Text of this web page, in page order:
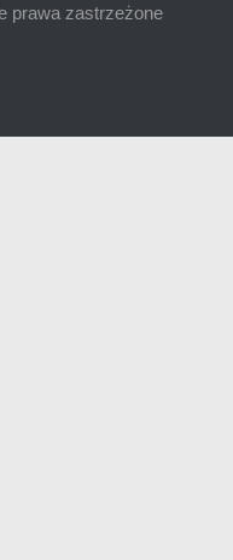
prawa zastrzeżone